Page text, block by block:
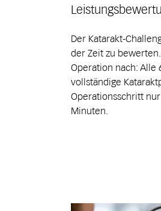
Der Katarakt-
der Zeit zu
Operation nach: Alle
vollständige
Operationsschritt
Minuten.